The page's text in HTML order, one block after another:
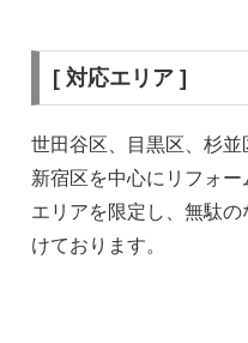
[ 対応エリア ]
世田谷区、目黒区、杉並
新宿区を中心にリフォー
エリアを限定し、無駄
けております。